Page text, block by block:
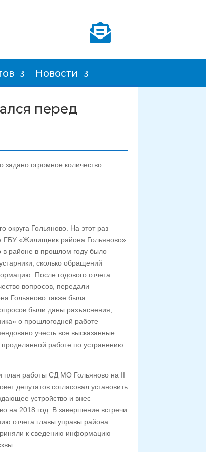

Новости
перед
огромное количество
округа Гольяново. На этот раз
ГБУ «Жилищник района Гольяново»
в районе в прошлом году было
сколько обращений
После годового отчета
вопросов, передали
Гольяново также была
были даны разъяснения,
о прошлогодней работе
учесть все высказанные
работе по устранению
план работы СД МО Гольяново на II
депутатов согласовал установить
устройство и внес
на 2018 год. В завершение встречи
отчета главы управы района
к сведению информацию